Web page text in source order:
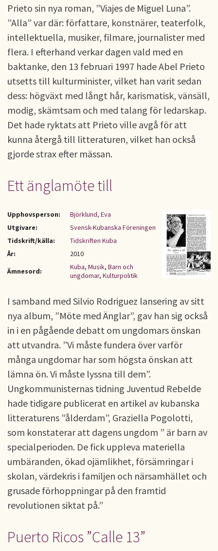
Prieto sin nya roman, ”Viajes de Miguel Luna”.
”Alla” var där: författare, konstnärer, teaterfolk,
intellektuella, musiker, filmare, journalister med
flera. I efterhand verkar dagen vald med en
baktanke, den 13 februari 1997 hade Abel Prieto
utsetts till kulturminister, vilket han varit sedan
dess: högväxt med långt hår, karismatisk, vänsäll,
modig, skämtsam och med talang för ledarskap.
Det hade ryktats att Prieto ville avgå för att
kunna återgå till litteraturen, vilket han också
gjorde strax efter mässan.
Ett änglamöte till
Upphovsperson:
Björklund, Eva
Utgivare:
Svensk-Kubanska Föreningen
Tidskrift/källa:
Tidskriften Kuba
År:
2010
Ämnesord:
Kuba, Musik, Barn och
ungdomar, Kulturpolitik
I samband med Silvio Rodriguez lansering av sitt
nya album, ”Möte med Änglar”, gav han sig också
in i en pågående debatt om ungdomars önskan
att utvandra. ”Vi måste fundera över varför
många ungdomar har som högsta önskan att
lämna ön. Vi måste lyssna till dem”.
Ungkommunisternas tidning Juventud Rebelde
hade tidigare publicerat en artikel av kubanska
litteraturens ”ålderdam”, Graziella Pogolotti,
som konstaterar att dagens ungdom ” är barn av
specialperioden. De fick uppleva materiella
umbäranden, ökad ojämlikhet, försämringar i
skolan, värdekris i familjen och närsamhället och
grusade förhoppningar på den framtid
revolutionen siktat på.”
Puerto Ricos ”Calle 13”